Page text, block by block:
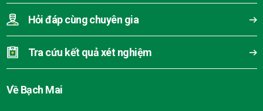
Hỏi đáp cùng chuyên gia
Tra cứu kết quả xét nghiệm
Về Bạch Mai